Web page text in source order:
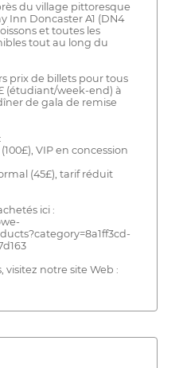
du village pittoresque
Inn Doncaster A1 (DN4
et toutes les
tout au long du
prix de billets pour tous
(étudiant/week-end) à
de gala de remise
VIP en concession
(45£), tarif réduit
ici :
notre site Web :